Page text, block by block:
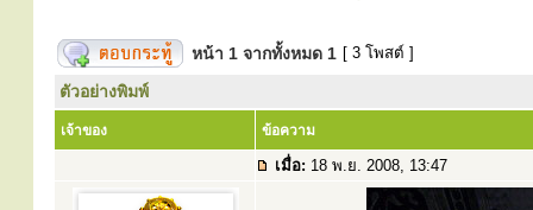
หน้า 1 จากทั้งหมด 1 [ 3 โพสต์ ]
ตัวอย่างพิมพ์
เจ้าของ ข้อความ
เมื่อ: 18 พ.ย. 2008, 13:47